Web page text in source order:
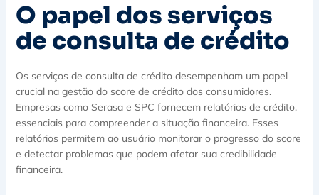
O papel dos serviços
de consulta de crédito
Os serviços de consulta de crédito desempenham um papel
crucial na gestão do score de crédito dos consumidores.
Empresas como Serasa e SPC fornecem relatórios de crédito,
essenciais para compreender a situação financeira. Esses
relatórios permitem ao usuário monitorar o progresso do score
e detectar problemas que podem afetar sua credibilidade
financeira.